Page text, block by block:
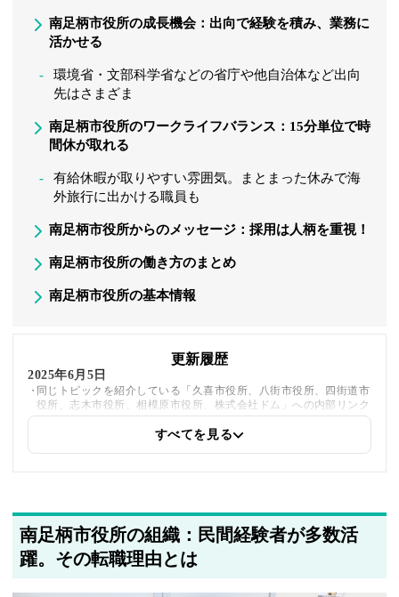
南足柄市役所の成長機会：出向で経験を積み、業務に
活かせる
環境省・文部科学省などの省庁や他自治体など出向
先はさまざま
南足柄市役所のワークライフバランス：15分単位で時
間休が取れる
有給休暇が取りやすい雰囲気。まとまった休みで海
外旅行に出かける職員も
南足柄市役所からのメッセージ：採用は人柄を重視！
南足柄市役所の働き方のまとめ
南足柄市役所の基本情報
更新履歴
2025年6月5日
同じトピックを紹介している「久喜市役所、八街市役所、四街道市
役所、志木市役所、相模原市役所、株式会社ドム」への内部リンク
を追加しました
すべてを見る
南足柄市役所の組織：民間経験者が多数活
躍。その転職理由とは